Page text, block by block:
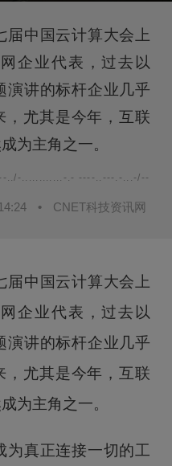
届中国云计算大会上
企业代表，过去以
演讲的标杆企业几乎
，尤其是今年，互联
为主角之一。
../-............-.- ----..---.-...-/--
• CNET科技资讯网
届中国云计算大会上
企业代表，过去以
演讲的标杆企业几乎
，尤其是今年，互联
为主角之一。
为真正连接一切的工